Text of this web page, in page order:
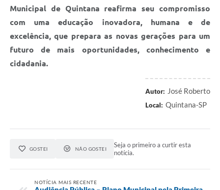
Municipal de Quintana reafirma seu compromisso
com uma educação inovadora, humana e de
excelência, que prepara as novas gerações para um
futuro de mais oportunidades, conhecimento e
cidadania.
Autor: José Roberto
Local: Quintana-SP
GOSTEI NÃO GOSTEI
Seja o primeiro a curtir esta
notícia.
NOTÍCIA MAIS RECENTE